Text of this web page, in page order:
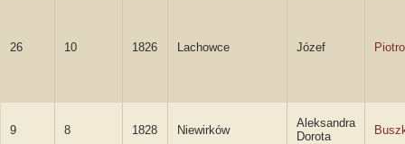
26 10 1826 Lachowce Józef
9 8 1828 Niewirków
Aleksandra
Dorota